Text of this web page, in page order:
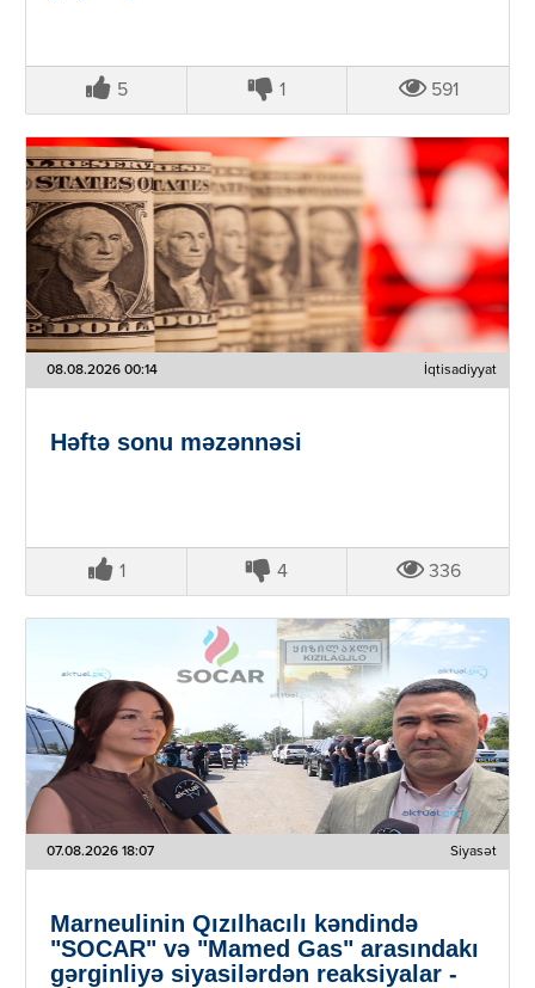
5 1 591
08.08.2026 00:14 İqtisadiyyat
Həftə sonu məzənnəsi
1 4 336
07.08.2026 18:07 Siyasət
Marneulinin Qızılhacılı kəndində
"SOCAR" və "Mamed Gas" arasındakı
gərginliyə siyasilərdən reaksiyalar -